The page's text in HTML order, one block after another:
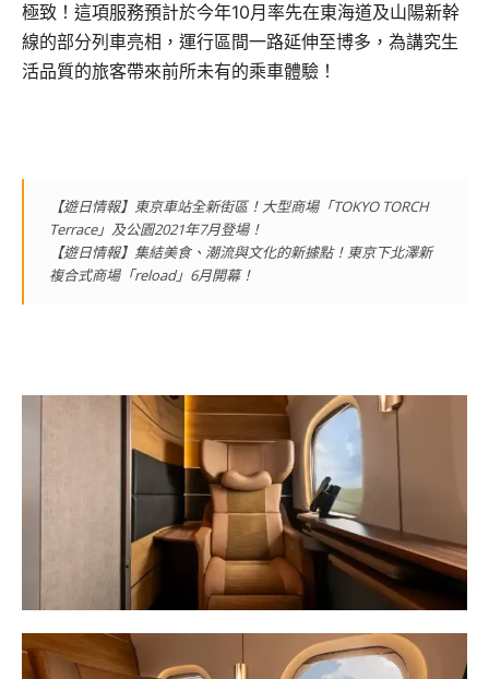
極致！這項服務預計於今年10月率先在東海道及山陽新幹
線的部分列車亮相，運行區間一路延伸至博多，為講究生
活品質的旅客帶來前所未有的乘車體驗！
【遊日情報】東京車站全新街區！大型商場「TOKYO TORCH
Terrace」及公園2021年7月登場！
【遊日情報】集結美食、潮流與文化的新據點！東京下北澤新
複合式商場「reload」6月開幕！